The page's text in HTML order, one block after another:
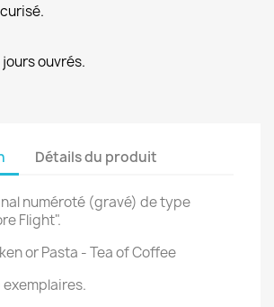
jours ouvrés.
Détails du produit
numéroté (gravé) de type
Flight".
or Pasta - Tea of Coffee